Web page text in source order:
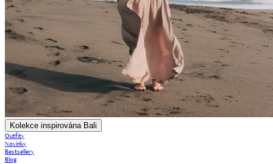
Kolekce inspirována Bali
Outfity
Novinky
Bestsellery
Blog